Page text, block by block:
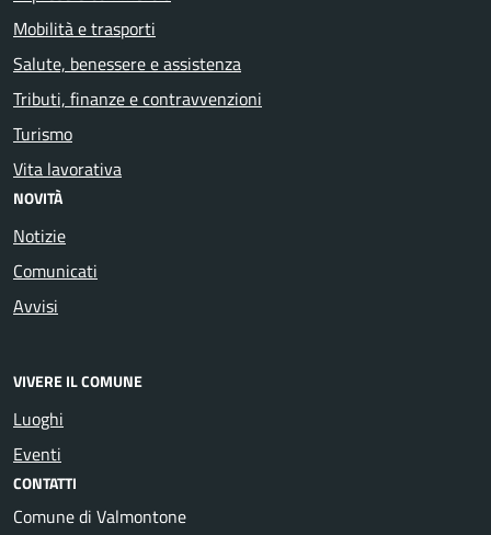
Mobilità e trasporti
Salute, benessere e assistenza
Tributi, finanze e contravvenzioni
Turismo
Vita lavorativa
NOVITÀ
Notizie
Comunicati
Avvisi
VIVERE IL COMUNE
Luoghi
Eventi
CONTATTI
Comune di Valmontone